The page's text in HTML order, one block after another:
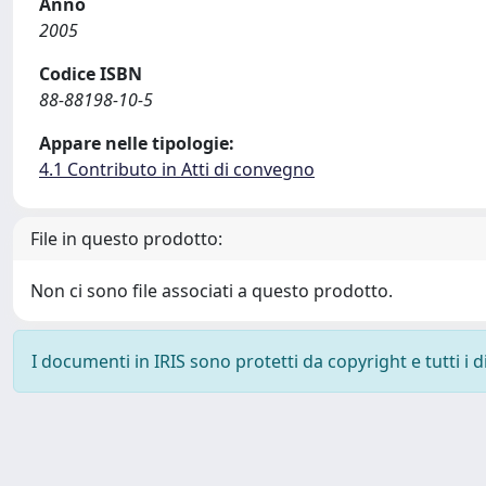
2005
Codice ISBN
88-88198-10-5
Appare nelle tipologie:
4.1 Contributo in Atti di convegno
File in questo prodotto:
Non ci sono file associati a questo prodotto.
I documenti in IRIS sono protetti da copyright e tutti i